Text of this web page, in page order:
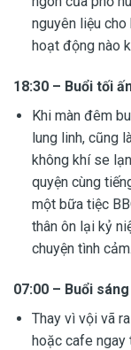
nguyên liệu
hoạt động nào
18:30 – Buổi tối
Khi màn đêm
lung linh, cũng
không khí se
quyện cùng
một bữa tiệc
thân ôn lại kỷ
chuyện tình cảm.
07:00 – Buổi
Thay vì vội vã
hoặc cafe ngay